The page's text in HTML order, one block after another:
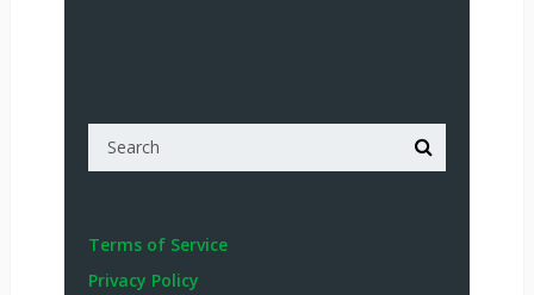
Terms of Service